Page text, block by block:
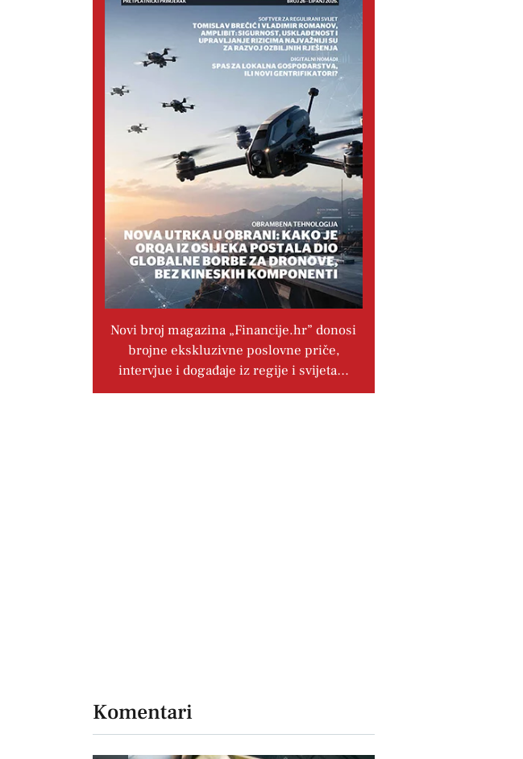
Novi broj magazina „Financije.hr” donosi
brojne ekskluzivne poslovne priče,
intervjue i događaje iz regije i svijeta…
Komentari